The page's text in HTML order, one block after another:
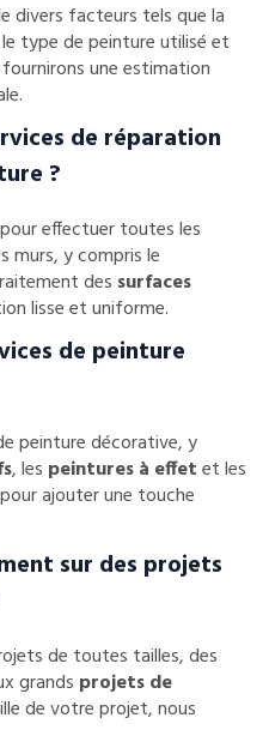
divers facteurs tels que la
type de peinture utilisé et
une estimation
de réparation
?
effectuer toutes les
murs, y compris le
des surfaces
lisse et uniforme.
de peinture
peinture décorative, y
, les peintures à effetet les
ajouter une touche
sur des projets
de toutes tailles, des
grands projets de
de votre projet, nous